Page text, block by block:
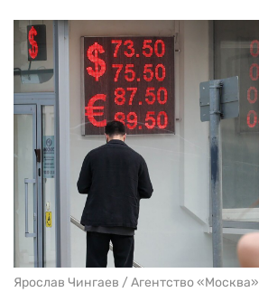
Ярослав Чингаев / Агентство «Москва»